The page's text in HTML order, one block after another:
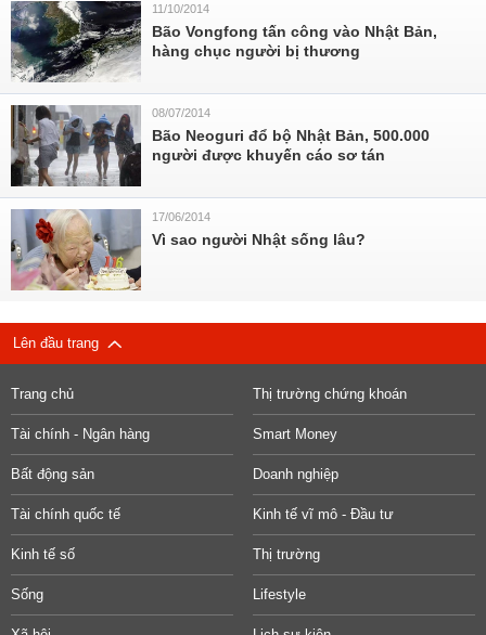
11/10/2014
Bão Vongfong tấn công vào Nhật Bản,
hàng chục người bị thương
08/07/2014
Bão Neoguri đổ bộ Nhật Bản, 500.000
người được khuyến cáo sơ tán
17/06/2014
Vì sao người Nhật sống lâu?
Lên đầu trang
Trang chủ Thị trường chứng khoán
Tài chính - Ngân hàng Smart Money
Bất động sản Doanh nghiệp
Tài chính quốc tế Kinh tế vĩ mô - Đầu tư
Kinh tế số Thị trường
Sống Lifestyle